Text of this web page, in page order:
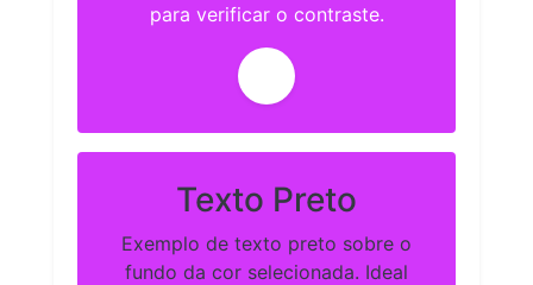
para verificar o contraste.
Texto Preto
Exemplo de texto preto sobre o
fundo da cor selecionada. Ideal